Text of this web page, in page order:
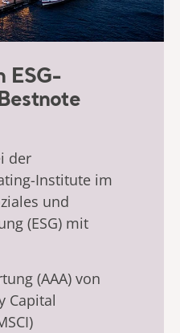
ESG-
der
Institute im
und
(ESG) mit
(AAA) von
Capital